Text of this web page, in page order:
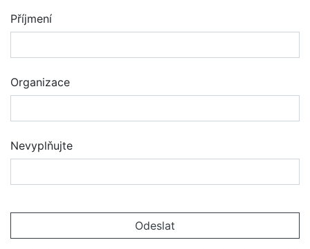
Příjmení
Organizace
Nevyplňujte
Odeslat